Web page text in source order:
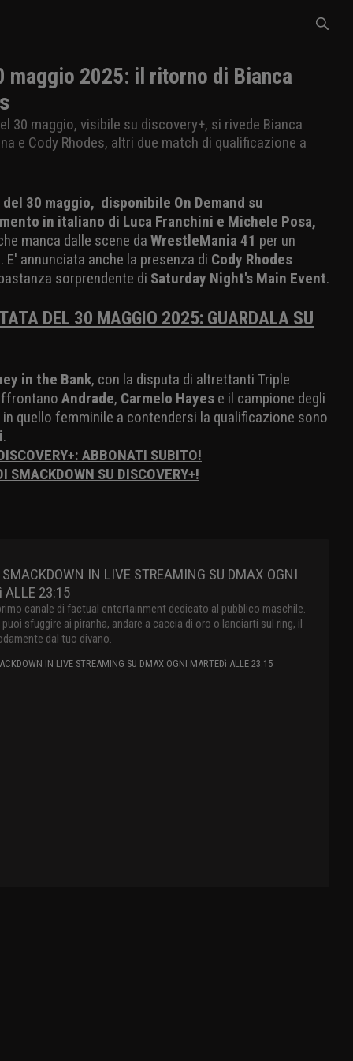
maggio 2025: il ritorno di Bianca
30 maggio, visibile su discovery+, si rivede Bianca
e Cody Rhodes, altri due match di qualificazione a
30 maggio, disponibile On Demand su
in italiano di Luca Franchini e Michele Posa,
manca dalle scene da WrestleMania 41 per un
annunciata anche la presenza di Cody Rhodes
sorprendente di Saturday Night's Main Event.
DEL 30 MAGGIO 2025: GUARDALA SU
in the Bank, con la disputa di altrettanti Triple
Andrade, Carmelo Hayes e il campione degli
in quello femminile a contendersi la qualificazione sono
.
ABBONATI SUBITO!
SMACKDOWN SU DISCOVERY+!
SMACKDOWN IN LIVE STREAMING SU DMAX OGNI
ALLE 23:15
canale di factual entertainment dedicato al pubblico maschile.
puoi sfuggire ai piranha, andare a caccia di oro o lanciarti sul ring, il
dal tuo divano.
IN LIVE STREAMING SU DMAX OGNI MARTEDì ALLE 23:15